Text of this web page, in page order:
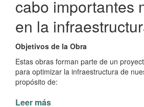
cabo importantes
en la
Objetivos de la Obra
Estas obras forman parte de un
para optimizar la infraestructura de
propósito de:
Leer más